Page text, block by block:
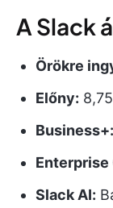
A Slack
Örökre
Előny:
Business+:
Enterprise
Slack AI: